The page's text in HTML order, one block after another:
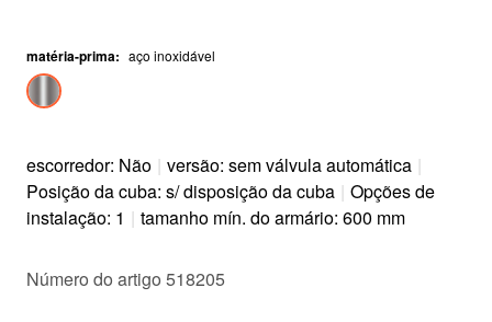
matéria-prima: aço inoxidável
escorredor: Não | versão: sem válvula automática |
Posição da cuba: s/ disposição da cuba | Opções de
instalação: 1 | tamanho mín. do armário: 600 mm
Número do artigo 518205